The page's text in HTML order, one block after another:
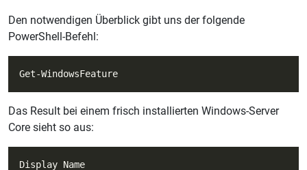
Den notwendigen Überblick gibt uns der folgende
PowerShell-Befehl:
Das Result bei einem frisch installierten Windows-Server
Core sieht so aus: